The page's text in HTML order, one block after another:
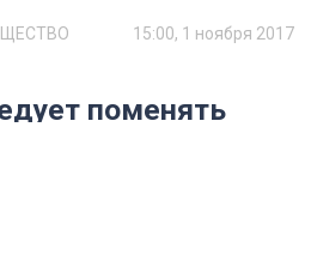
15:00, 1 ноября 2017
поменять